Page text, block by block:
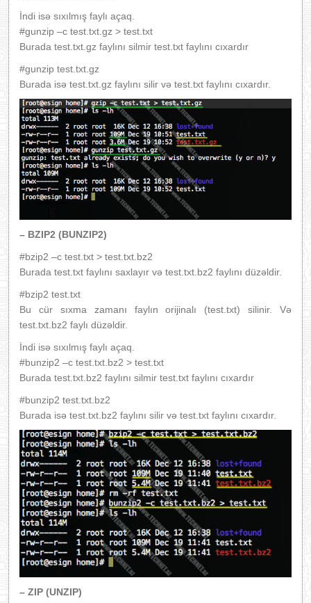
İndi isə sıxılmış faylı açaq.
#gunzip –c test.txt.gz > test.txt
Burada test.txt.gz faylını silmir test.txt faylını cıxardır
#gunzip test.txt.gz
Burada isə test.txt.gz faylını silir və test.txt faylını cıxardır.
– BZIP2 (BUNZIP2)
#bzip2 –c test.txt > test.txt.bz2
Burada test.txt faylını saxlayır və test.txt.bz2 faylını düzəldir.
#bzip2 test.txt
Bu cür sıxma zamanı faylın orijinalı (test.txt) silinir. Və
test.txt.bz2 faylı düzəldir.
İndi isə sıxılmış faylı açaq.
#bunzip2 –c test.txt.bz2 > test.txt
Burada test.txt.bz2 faylını silmir test.txt faylını cıxardır
#bunzip2 test.txt.bz2
Burada isə test.txt.bz2 faylını silir və test.txt faylını cıxardır.
– ZIP (UNZIP)